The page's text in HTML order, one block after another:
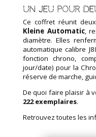
Un jeu pour
Ce coffret réunit
Kleine Automatic,
diamètre. Elles
automatique calibre
fonction chrono,
jour/date) pour la
réserve de marche,
De quoi faire plaisir à
222 exemplaires.
Retrouvez toutes les